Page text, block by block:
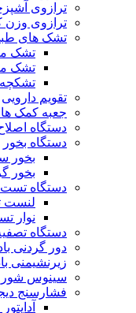
ترازوی
ترازوی
تشک های
تشک
تشک
تقویم دارویی
جعبه کمک
دستگاه
دستگاه بخور
بخور
بخور
دستگاه تست
لنست
نوار
دستگاه
دور گردنی
زیرنشیمنی
سینوس شور
فشارسنج